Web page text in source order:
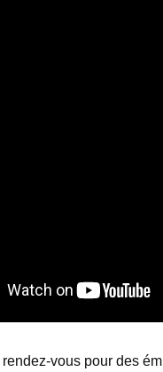
vous pour des